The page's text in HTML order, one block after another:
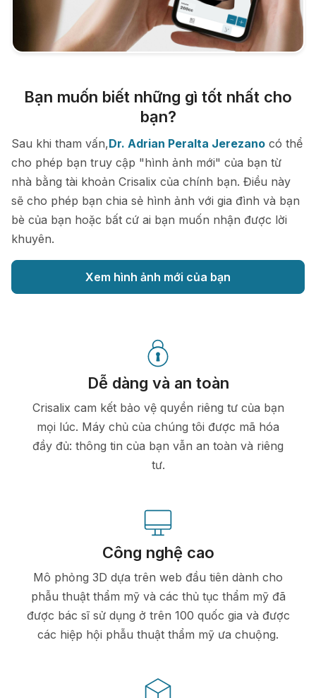
Bạn muốn biết những gì tốt nhất cho
bạn?
Sau khi tham vấn,Dr. Adrian Peralta Jerezano có thể
cho phép bạn truy cập "hình ảnh mới" của bạn từ
nhà bằng tài khoản Crisalix của chính bạn. Điều này
sẽ cho phép bạn chia sẻ hình ảnh với gia đình và bạn
bè của bạn hoặc bất cứ ai bạn muốn nhận được lời
khuyên.
Xem hình ảnh mới của bạn
Dễ dàng và an toàn
Crisalix cam kết bảo vệ quyền riêng tư của bạn
mọi lúc. Máy chủ của chúng tôi được mã hóa
đầy đủ: thông tin của bạn vẫn an toàn và riêng
tư.
Công nghệ cao
Mô phỏng 3D dựa trên web đầu tiên dành cho
phẫu thuật thẩm mỹ và các thủ tục thẩm mỹ đã
được bác sĩ sử dụng ở trên 100 quốc gia và được
các hiệp hội phẫu thuật thẩm mỹ ưa chuộng.